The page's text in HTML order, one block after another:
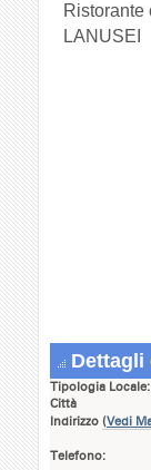
LANUSEI
Dettagli
Tipologia Locale:
Città
Indirizzo (Vedi
Telefono: